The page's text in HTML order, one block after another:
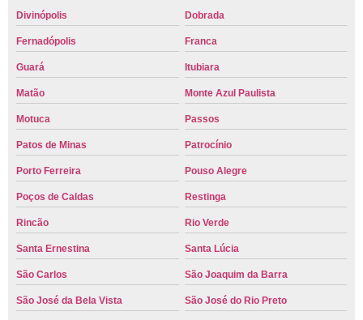
Divinópolis Dobrada
Fernadópolis Franca
Guará Itubiara
Matão Monte Azul Paulista
Motuca Passos
Patos de Minas Patrocínio
Porto Ferreira Pouso Alegre
Poços de Caldas Restinga
Rincão Rio Verde
Santa Ernestina Santa Lúcia
São Carlos São Joaquim da Barra
São José da Bela Vista São José do Rio Preto